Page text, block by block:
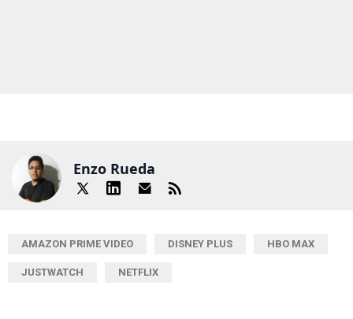
Enzo Rueda
AMAZON PRIME VIDEO DISNEY PLUS HBO MAX
JUSTWATCH NETFLIX